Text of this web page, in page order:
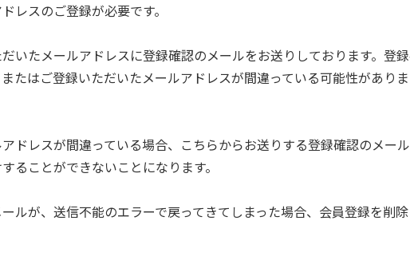
レスのご登録が必要です。
いたメールアドレスに登録確認のメールをお送りしております。登
たはご登録いただいたメールアドレスが間違っている可能性があり
ドレスが間違っている場合、こちらからお送りする登録確認のメー
ることができないことになります。
ルが、送信不能のエラーで戻ってきてしまった場合、会員登録を削